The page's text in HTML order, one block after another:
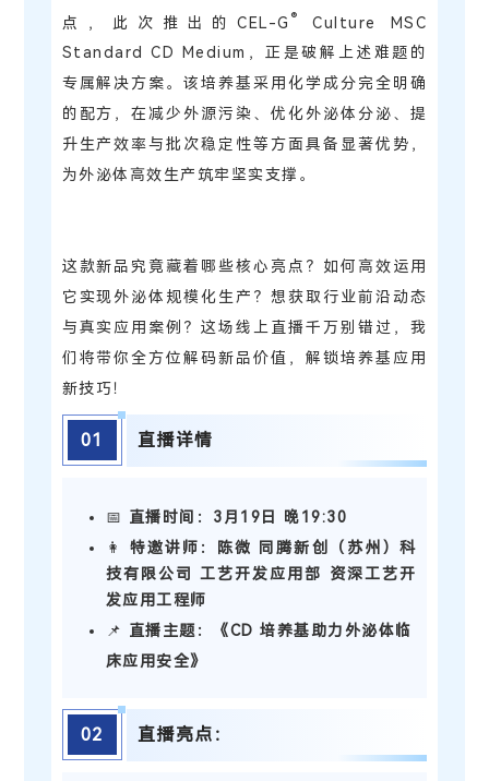
点，此次推出的CEL-G ®
Culture MSC
Standard CD Medium，正是破解上述难题的
专属解决方案。该培养基采用化学成分完全明确
的配方，在减少外源污染、优化外泌体分泌、提
升生产效率与批次稳定性等方面具备显著优势，
为外泌体高效生产筑牢坚实支撑。
这款新品究竟藏着哪些核心亮点？如何高效运用
它实现外泌体规模化生产？想获取行业前沿动态
与真实应用案例？这场线上直播千万别错过，我
们将带你全方位解码新品价值，解锁培养基应用
新技巧！
01 直播详情
📅 直播时间： 3月19日 晚19:30
👩 特邀讲师：
陈微 同腾新创（苏州）科
技有限公司 工艺开发应用部 资深工艺开
发应用工程师
📌 直播主题：
《CD 培养基助力外泌体临
床应用安全》
02 直播亮点：